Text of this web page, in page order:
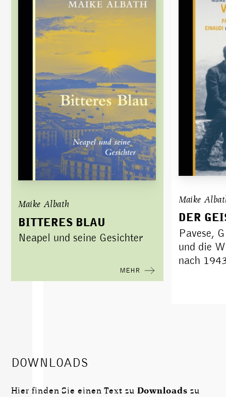
Maike Albath
BITTERES BLAU
Neapel und seine Gesichter
MEHR
Maike
DER
Pavese,
und die
nach
DOWNLOADS
Hier finden Sie einen Text zu Downloads zu